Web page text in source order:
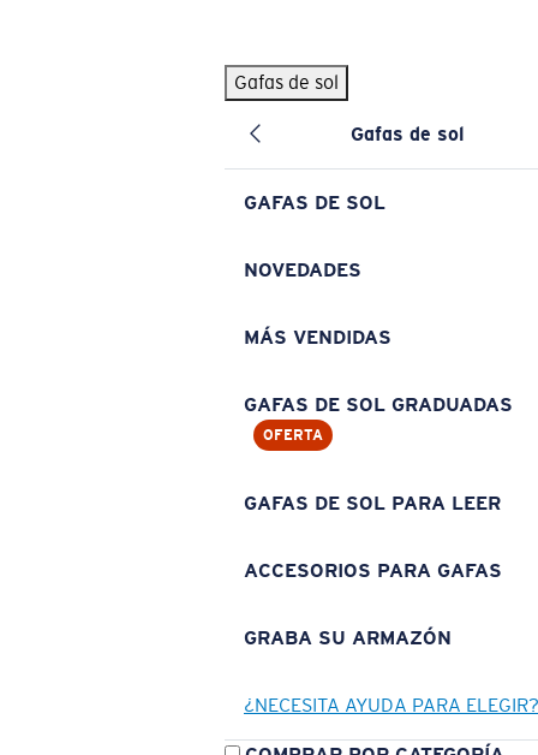
Gafas de sol
Gafas de sol
GAFAS DE SOL
NOVEDADES
MÁS VENDIDAS
GAFAS DE SOL GRADUADAS
OFERTA
GAFAS DE SOL PARA LEER
ACCESORIOS PARA GAFAS
GRABA SU ARMAZÓN
¿NECESITA AYUDA PARA ELEGIR?
BÚSQUEDAS POPULARES
Pilothouse PRO Limited Edition Pack Exclusivo
Gafas de sol personalizadas
Los más vendidos de gafas de sol